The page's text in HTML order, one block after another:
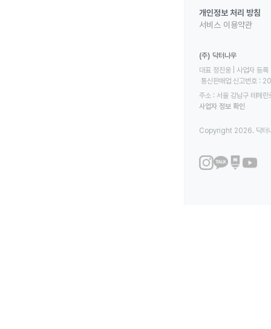
개인정보 처리 방침
서비스 이용약관
(주) 닥터나우
대표 정진웅 | 사업자
통신판매업 신고번호
주소 : 서울 강남구 테헤
사업자 정보 확인
Copyright 2026. 닥터